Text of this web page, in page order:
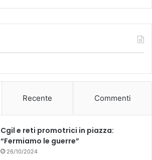
a
c
k
o
u
Recente Commenti
Cgil e reti promotrici in piazza:
“Fermiamo le guerre”
26/10/2024